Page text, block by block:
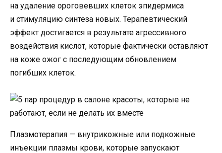
на удаление ороговевших клеток эпидермиса
и стимуляцию синтеза новых. Терапевтический
эффект достигается в результате агрессивного
воздействия кислот, которые фактически оставляют
на коже ожог с последующим обновлением
погибших клеток.
Плазмотерапия — внутрикожные или подкожные
инъекции плазмы крови, которые запускают